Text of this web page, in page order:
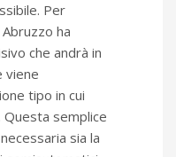
Per
ha
che andrà in
viene
tipo in cui
semplice
sia la